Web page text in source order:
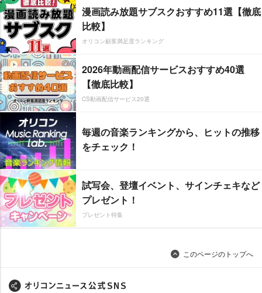
漫画読み放題サブスクおすすめ11選【徹底
比較】
オリコン顧客満足度ランキング
2026年動画配信サービスおすすめ40選
【徹底比較】
CS動画配信サービス20選
毎週の音楽ランキングから、ヒットの推移
をチェック！
試写会、登壇イベント、サインチェキなど
プレゼント！
プレゼント特集
このページのトップへ